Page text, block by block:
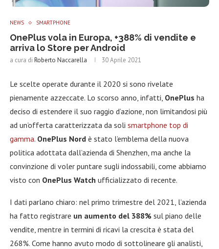
NEWS SMARTPHONE
OnePlus vola in Europa, +388% di vendite e
arriva lo Store per Android
a cura di Roberto Naccarella 30 Aprile 2021
Le scelte operate durante il 2020 si sono rivelate
pienamente azzeccate. Lo scorso anno, infatti, OnePlus ha
deciso di estendere il suo raggio d’azione, non limitandosi più
ad un’offerta caratterizzata da soli smartphone top di
gamma. OnePlus Nord è stato l’emblema della nuova
politica adottata dall’azienda di Shenzhen, ma anche la
convinzione di voler puntare sugli indossabili, come abbiamo
visto con OnePlus Watch ufficializzato di recente.
I dati parlano chiaro: nel primo trimestre del 2021, l’azienda
ha fatto registrare un aumento del 388% sul piano delle
vendite, mentre in termini di ricavi la crescita è stata del
268%. Come hanno avuto modo di sottolineare gli analisti,